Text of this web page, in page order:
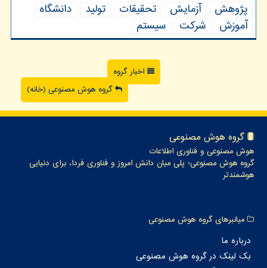
پژوهش آزمایش تحقیقات تولید
دانشگاه
آموزش
شركت سیستم
اخبار گروه
گروه هوش مصنوعی (خانه)
گروه هوش مصنوعی
هوش مصنوعی و فناوری اطلاعات
گروه هوش مصنوعی؛ پلی میان دانش امروز و فناوری فردا، برای دنیایی
هوشمندتر
میانبرهای گروه هوش مصنوعی
درباره ما
بک لینک در گروه هوش مصنوعی